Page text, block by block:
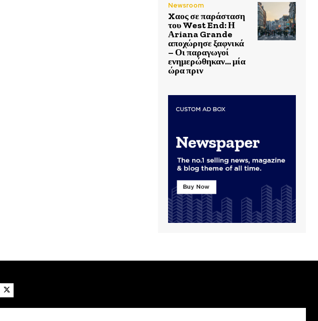
Newsroom
Xαος σε παράσταση
του West End: Η
Αriana Grande
αποχώρησε ξαφνικά
– Οι παραγωγοί
ενημερώθηκαν… μία
ώρα πριν